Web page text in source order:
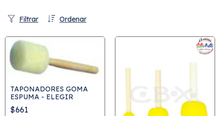
Ordenar
Filtrar
TAPONADORES GOMA
ESPUMA - ELEGIR
$661